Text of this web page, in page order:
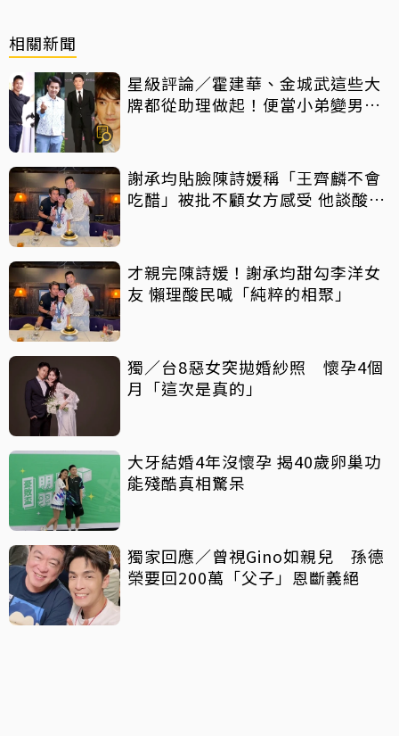
相關新聞
星級評論／霍建華、金城武這些大
牌都從助理做起！便當小弟變男神
謝承均貼臉陳詩媛稱「王齊麟不會
吃醋」被批不顧女方感受 他談酸言
才親完陳詩媛！謝承均甜勾李洋女
友 懶理酸民喊「純粹的相聚」
獨／台8惡女突拋婚紗照 懷孕4個
月「這次是真的」
大牙結婚4年沒懷孕 揭40歲卵巢功
能殘酷真相驚呆
獨家回應／曾視Gino如親兒 孫德
榮要回200萬「父子」恩斷義絕